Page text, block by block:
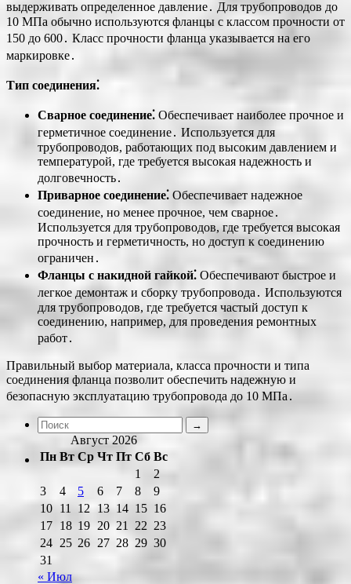
выдерживать определенное давление․ Для трубопроводов до
10 МПа обычно используются фланцы с классом прочности от
150 до 600․ Класс прочности фланца указывается на его
маркировке․
Тип соединения⁚
Сварное соединение⁚ Обеспечивает наиболее прочное и
герметичное соединение․ Используется для
трубопроводов, работающих под высоким давлением и
температурой, где требуется высокая надежность и
долговечность․
Приварное соединение⁚ Обеспечивает надежное
соединение, но менее прочное, чем сварное․
Используется для трубопроводов, где требуется высокая
прочность и герметичность, но доступ к соединению
ограничен․
Фланцы с накидной гайкой⁚ Обеспечивают быстрое и
легкое демонтаж и сборку трубопровода․ Используются
для трубопроводов, где требуется частый доступ к
соединению, например, для проведения ремонтных
работ․
Правильный выбор материала, класса прочности и типа
соединения фланца позволит обеспечить надежную и
безопасную эксплуатацию трубопровода до 10 МПа․
Август 2026
Пн Вт Ср Чт Пт Сб Вс
1
2
3
4 5 6 7 8
9
10 11 12 13 14 15 16
17 18 19 20 21 22 23
24 25 26 27 28 29 30
31
« Июл